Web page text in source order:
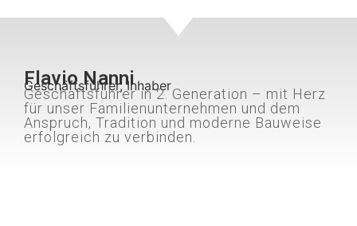
Flavio Nanni
Geschäftsführer, Inhaber
Geschäftsführer in 2. Generation – mit Herz
für unser Familienunternehmen und dem
Anspruch, Tradition und moderne Bauweise
erfolgreich zu verbinden.